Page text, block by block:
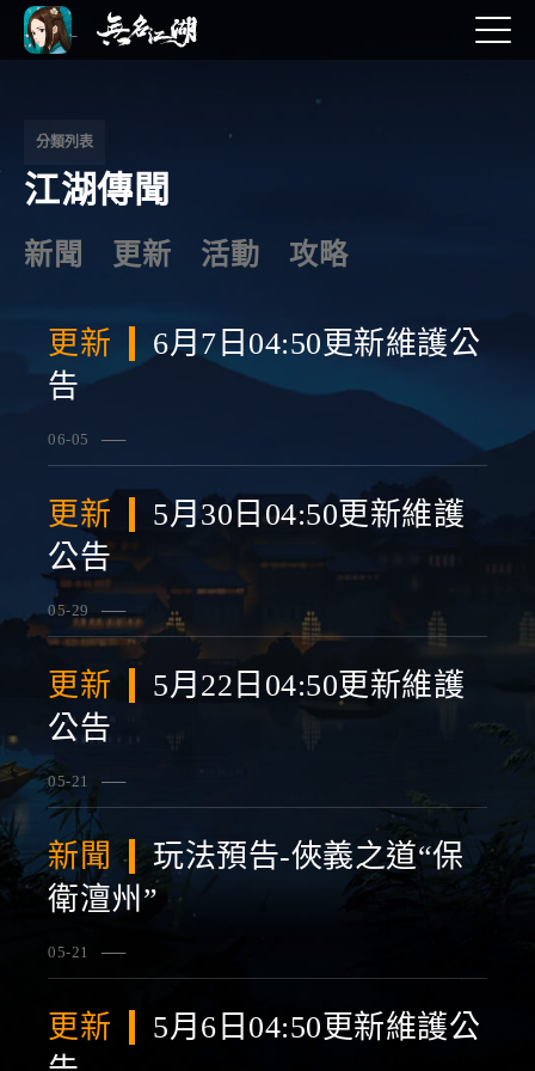
分類列表
江湖傳聞
新聞 更新 活動 攻略
更新
6月7日04:50更新維護公
告
06-05
查看詳情
更新
5月30日04:50更新維護
公告
05-29
查看詳情
更新
5月22日04:50更新維護
公告
05-21
查看詳情
新聞
玩法預告-俠義之道“保
衛澶州”
05-21
查看詳情
更新
5月6日04:50更新維護公
文
導
覽